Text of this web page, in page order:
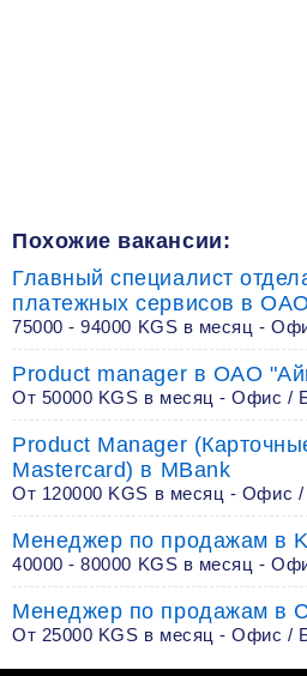
Похожие вакансии:
Главный специалист
платежных сервисов в
75000 - 94000 KGS в месяц -
Product manager в ОАО
От 50000 KGS в месяц - Офис /
Product Manager
Mastercard) в MBank
От 120000 KGS в месяц - Офис
Менеджер по продажам в
40000 - 80000 KGS в месяц -
Менеджер по продажам в
От 25000 KGS в месяц - Офис /